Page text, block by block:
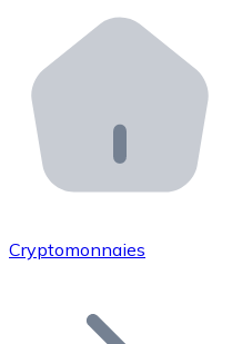
Distributeurs
Intégrez un ATM
API Bitnovo
Intégrez notre API
Rejoignez notre
Ajoutez le token de
Cryptomonnaies